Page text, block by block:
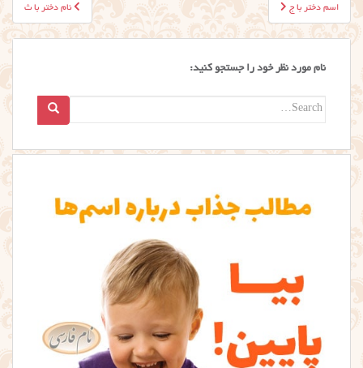
نوشته
نام دختر با ث اسم دختر با ج
نام مورد نظر خود را جستجو کنید:
Search